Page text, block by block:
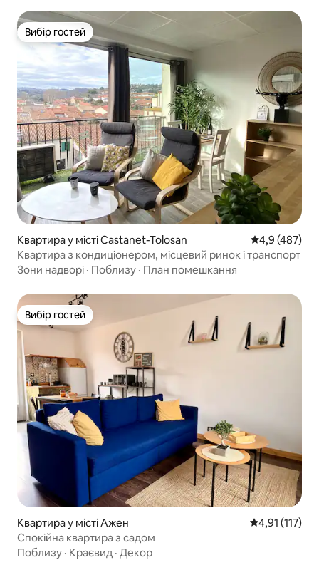
Вибір гостей
Вибір гостей
Квартира у місті Castanet-Tolosan Середня
4,9 (487)
Квартира з кондиціонером, місцевий ринок і транспорт
Зони надворі · Поблизу · План помешкання
Вибір гостей
Вибір гостей
Квартира у місті Ажен Середня
4,91 (117)
Спокійна квартира з садом
Поблизу · Краєвид · Декор